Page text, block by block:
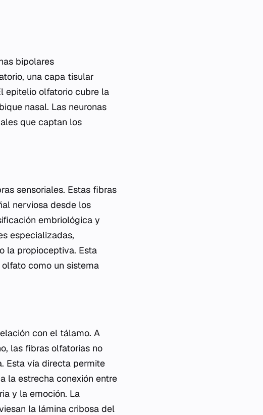
bipolares
una capa tisular
epitelio olfatorio cubre la
nasal. Las neuronas
que captan los
sensoriales. Estas fibras
nerviosa desde los
embriológica y
especializadas,
la propioceptiva. Esta
como un sistema
con el tálamo. A
las fibras olfatorias no
Esta vía directa permite
la estrecha conexión entre
y la emoción. La
la lámina cribosa del